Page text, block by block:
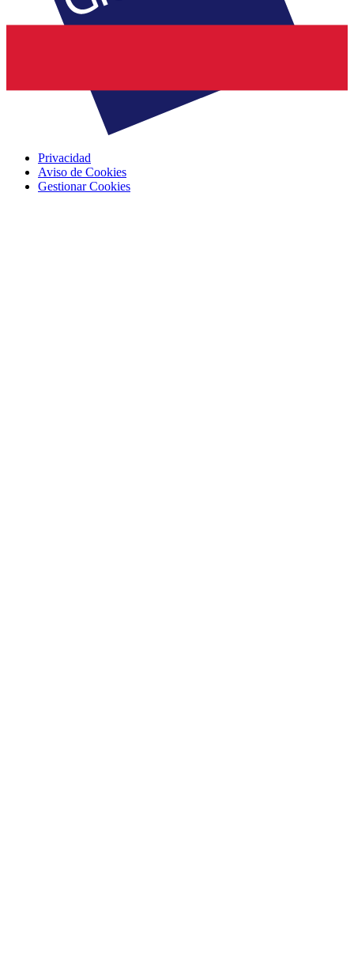
Privacidad
Aviso de Cookies
Gestionar Cookies